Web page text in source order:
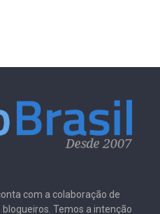
com a colaboração de
Temos a intenção